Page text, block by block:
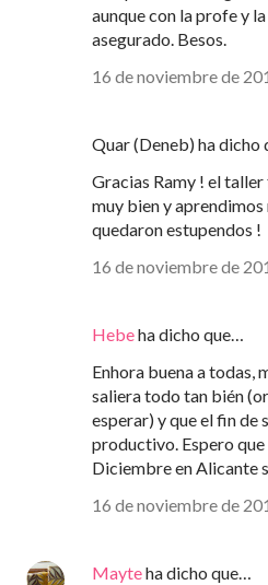
aunque con la profe y
asegurado. Besos.
16 de noviembre de
Quar (Deneb) ha dicho
Gracias Ramy ! el
muy bien y
quedaron estupendos !
16 de noviembre de
Hebeha dicho que…
Enhora buena a todas,
saliera todo tan bién
esperar) y que el fin de
productivo. Espero
Diciembre en Alicante
16 de noviembre de
Mayteha dicho que…